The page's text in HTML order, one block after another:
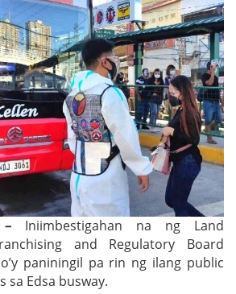
– Iniimbestigahan na ng Land
and Regulatory Board
paniningil pa rin ng ilang public
sa Edsa busway.